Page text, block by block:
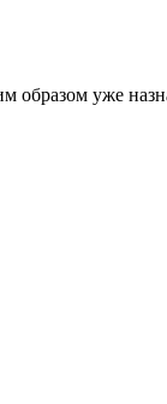
образом уже